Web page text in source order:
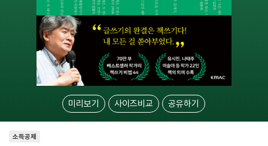
미리보기 사이즈비교 공유하기
소득공제